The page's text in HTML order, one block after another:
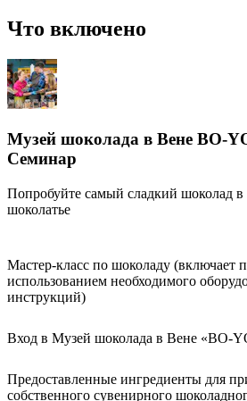
Что включено
Музей шоколада в Вене BO-
Семинар
Попробуйте самый сладкий шоколад в
шоколатье
Мастер-класс по шоколаду (включает
использованием необходимого
инструкций)
Вход в Музей шоколада в Вене «BO-
Предоставленные ингредиенты для
собственного сувенирного